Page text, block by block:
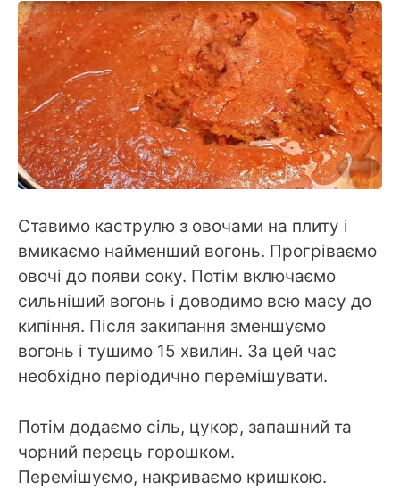
Ставимо каструлю з овочами на плиту і
вмикаємо найменший вогонь. Прогріваємо
овочі до появи соку. Потім включаємо
сильніший вогонь і доводимо всю масу до
кипіння. Після закипання зменшуємо
вогонь і тушимо 15 хвилин. За цей час
необхідно періодично перемішувати.
Потім додаємо сіль, цукор, запашний та
чорний перець горошком.
Перемішуємо, накриваємо кришкою.